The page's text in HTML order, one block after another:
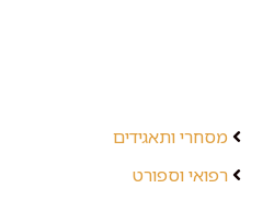
מסחרי ותאגידים
רפואי וספורט